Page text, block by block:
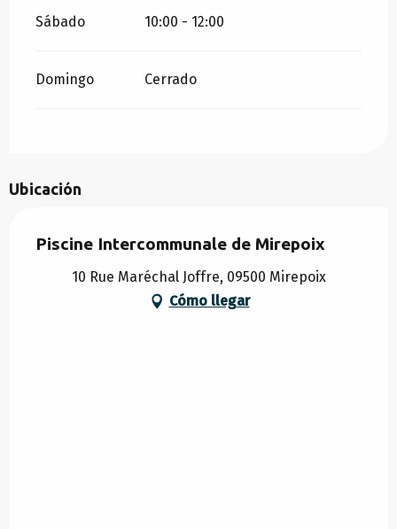
Sábado 10:00 - 12:00
Domingo Cerrado
Ubicación
Piscine Intercommunale de Mirepoix
10 Rue Maréchal Joffre, 09500 Mirepoix
Cómo llegar